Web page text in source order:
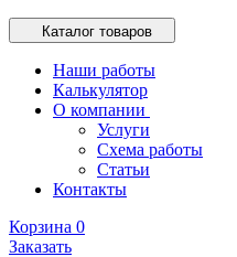
Каталог товаров
Наши работы
Калькулятор
О компании
Услуги
Схема работы
Статьи
Контакты
Корзина 0
Заказать